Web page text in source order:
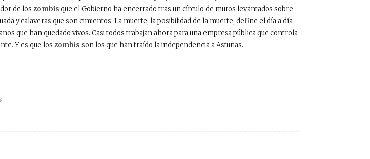
de los zombis que el Gobierno ha encerrado tras un círculo de muros levantados sobre
y calaveras que son cimientos. La muerte, la posibilidad de la muerte, define el día a día
que han quedado vivos. Casi todos trabajan ahora para una empresa pública que controla
Y es que los zombis son los que han traído la independencia a Asturias.